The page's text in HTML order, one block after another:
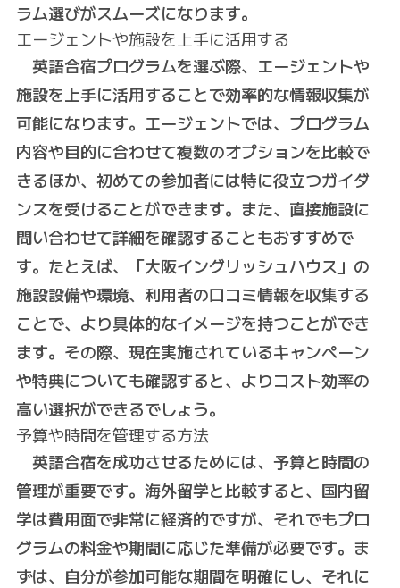
ラム選びがスムーズになります。
エージェントや施設を上手に活用する
英語合宿プログラムを選ぶ際、エージェントや
施設を上手に活用することで効率的な情報収集が
可能になります。エージェントでは、プログラム
内容や目的に合わせて複数のオプションを比較で
きるほか、初めての参加者には特に役立つガイダ
ンスを受けることができます。また、直接施設に
問い合わせて詳細を確認することもおすすめで
す。たとえば、「大阪イングリッシュハウス」の
施設設備や環境、利用者の口コミ情報を収集する
ことで、より具体的なイメージを持つことができ
ます。その際、現在実施されているキャンペーン
や特典についても確認すると、よりコスト効率の
高い選択ができるでしょう。
予算や時間を管理する方法
英語合宿を成功させるためには、予算と時間の
管理が重要です。海外留学と比較すると、国内留
学は費用面で非常に経済的ですが、それでもプロ
グラムの料金や期間に応じた準備が必要です。ま
ずは、自分が参加可能な期間を明確にし、それに